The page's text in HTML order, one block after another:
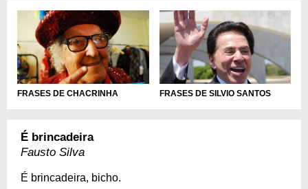
FRASES DE CHACRINHA FRASES DE SILVIO SANTOS
É brincadeira
Fausto Silva
É brincadeira, bicho.